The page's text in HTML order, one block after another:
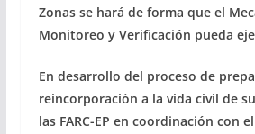
Zonas se hará de forma que el
Monitoreo y Verificación pueda
En desarrollo del proceso de
reincorporación a la vida civil de
las FARC-EP en coordinación con